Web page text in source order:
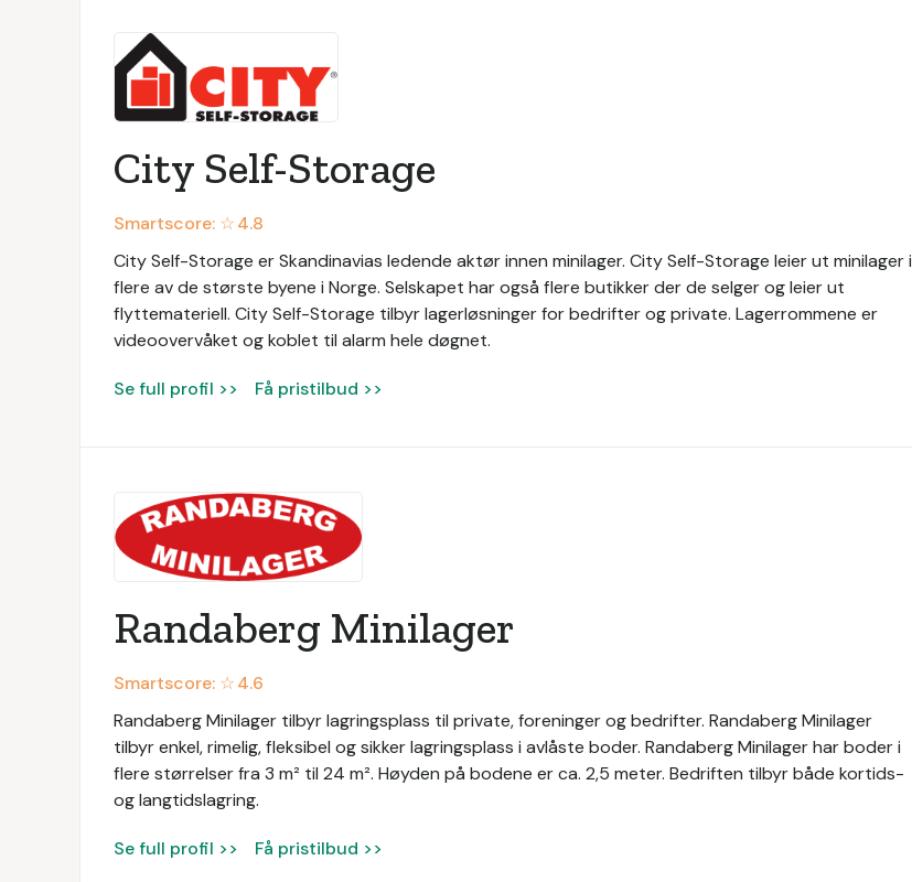
City Self-Storage
Smartscore: ☆4.8
City Self-Storage er Skandinavias ledende aktør innen minilager. City Self-Storage leier ut minilager i
flere av de største byene i Norge. Selskapet har også flere butikker der de selger og leier ut
flyttemateriell. City Self-Storage tilbyr lagerløsninger for bedrifter og private. Lagerrommene er
videoovervåket og koblet til alarm hele døgnet.
Se full profil >> Få pristilbud >>
Randaberg Minilager
Smartscore: ☆4.6
Randaberg Minilager tilbyr lagringsplass til private, foreninger og bedrifter. Randaberg Minilager
tilbyr enkel, rimelig, fleksibel og sikker lagringsplass i avlåste boder. Randaberg Minilager har boder i
flere størrelser fra 3 m² til 24 m². Høyden på bodene er ca. 2,5 meter. Bedriften tilbyr både kortids-
og langtidslagring.
Se full profil >> Få pristilbud >>